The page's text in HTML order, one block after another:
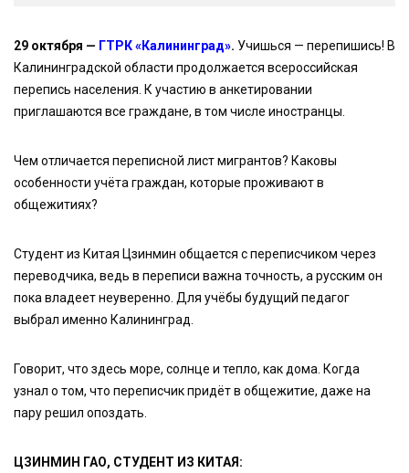
29 октября — ГТРК «Калининград». Учишься — перепишись! В
Калининградской области продолжается всероссийская
перепись населения. К участию в анкетировании
приглашаются все граждане, в том числе иностранцы.
Чем отличается переписной лист мигрантов? Каковы
особенности учёта граждан, которые проживают в
общежитиях?
Студент из Китая Цзинмин общается с переписчиком через
переводчика, ведь в переписи важна точность, а русским он
пока владеет неуверенно. Для учёбы будущий педагог
выбрал именно Калининград.
Говорит, что здесь море, солнце и тепло, как дома. Когда
узнал о том, что переписчик придёт в общежитие, даже на
пару решил опоздать.
ЦЗИНМИН ГАО, СТУДЕНТ ИЗ КИТАЯ: